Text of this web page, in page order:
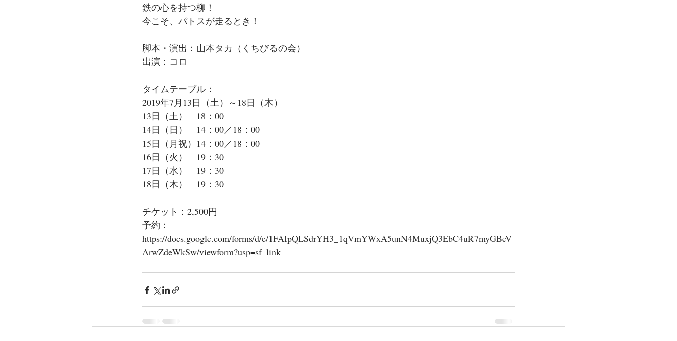
鉄の心を持つ柳！
今こそ、パトスが走るとき！
脚本・演出：山本タカ（くちびるの会）
出演：コロ
タイムテーブル：
2019年7月13日（土）～18日（木）
13日（土）　18：00
14日（日）　14：00／18：00
15日（月祝）14：00／18：00
16日（火）　19：30
17日（水）　19：30
18日（木）　19：30
チケット：2,500円
予約：
https://docs.google.com/forms/d/e/1FAIpQLSdrYH3_1qVmYWxA5unN4MuxjQ3EbC4uR7myGBeV
ArwZdeWkSw/viewform?usp=sf_link